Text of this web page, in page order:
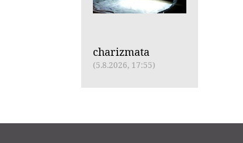
charizmata
(5.8.2026, 17:55)